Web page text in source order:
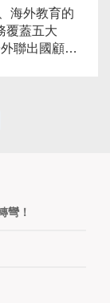
海外教育的
覆蓋五大
城市。 外
1...
彎！